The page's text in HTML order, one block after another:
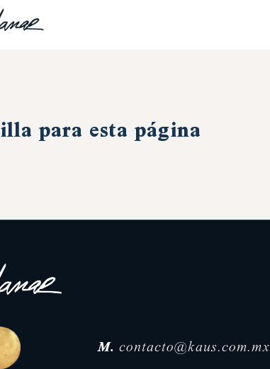
para esta página
M. contacto@kaus.com.mx